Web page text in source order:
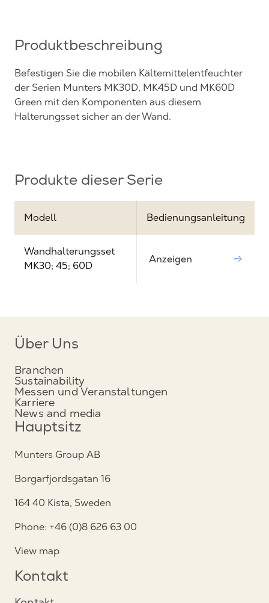
Produktbeschreibung
Befestigen Sie die mobilen Kältemittelentfeuchter
der Serien Munters MK30D, MK45D und MK60D
Green mit den Komponenten aus diesem
Halterungsset sicher an der Wand.
Produkte dieser Serie
Modell Bedienungsanleitung
Wandhalterungsset
MK30; 45; 60D
Anzeigen
Über Uns
Branchen
Sustainability
Messen und Veranstaltungen
Karriere
News and media
Hauptsitz
Munters Group AB
Borgarfjordsgatan 16
164 40 Kista, Sweden
Phone: +46 (0)8 626 63 00
View map
Kontakt